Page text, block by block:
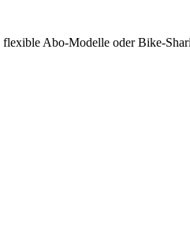
Abo-Modelle oder Bike-